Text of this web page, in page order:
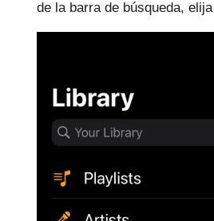
de la barra de búsqueda, elija